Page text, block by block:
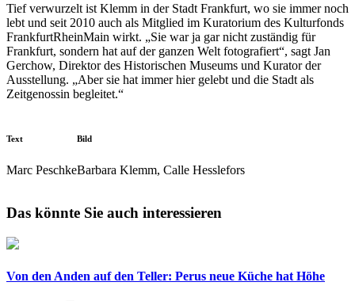
Tief verwurzelt ist Klemm in der Stadt Frankfurt, wo sie immer noch
lebt und seit 2010 auch als Mitglied im Kuratorium des Kulturfonds
FrankfurtRheinMain wirkt. „Sie war ja gar nicht zuständig für
Frankfurt, sondern hat auf der ganzen Welt fotografiert“, sagt Jan
Gerchow, Direktor des Historischen Museums und Kurator der
Ausstellung. „Aber sie hat immer hier gelebt und die Stadt als
Zeitgenossin begleitet.“
Text
Marc Peschke
Bild
Barbara Klemm, Calle Hesslefors
Das könnte Sie auch interessieren
Von den Anden auf den Teller: Perus neue Küche hat Höhe